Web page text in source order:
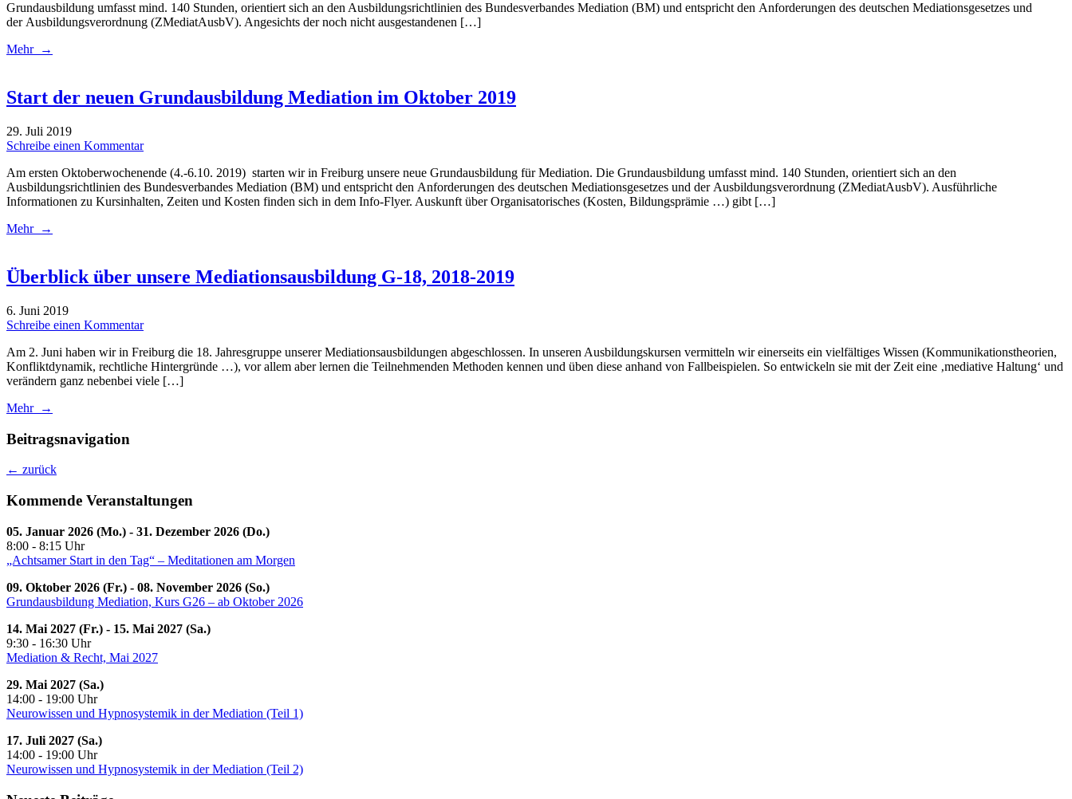
Grundausbildung umfasst mind. 140 Stunden, orientiert sich an den Ausbildungsrichtlinien des Bundesverbandes Mediation (BM) und entspricht den Anforderungen des deutschen Mediationsgesetzes und
der Ausbildungsverordnung (ZMediatAusbV). Angesichts der noch nicht ausgestandenen […]
Mehr →
Start der neuen Grundausbildung Mediation im Oktober 2019
29. Juli 2019
Schreibe einen Kommentar
Am ersten Oktoberwochenende (4.-6.10. 2019) starten wir in Freiburg unsere neue Grundausbildung für Mediation. Die Grundausbildung umfasst mind. 140 Stunden, orientiert sich an den
Ausbildungsrichtlinien des Bundesverbandes Mediation (BM) und entspricht den Anforderungen des deutschen Mediationsgesetzes und der Ausbildungsverordnung (ZMediatAusbV). Ausführliche
Informationen zu Kursinhalten, Zeiten und Kosten finden sich in dem Info-Flyer. Auskunft über Organisatorisches (Kosten, Bildungsprämie …) gibt […]
Mehr →
Überblick über unsere Mediationsausbildung G-18, 2018-2019
6. Juni 2019
Schreibe einen Kommentar
Am 2. Juni haben wir in Freiburg die 18. Jahresgruppe unserer Mediationsausbildungen abgeschlossen. In unseren Ausbildungskursen vermitteln wir einerseits ein vielfältiges Wissen (Kommunikationstheorien,
Konfliktdynamik, rechtliche Hintergründe …), vor allem aber lernen die Teilnehmenden Methoden kennen und üben diese anhand von Fallbeispielen. So entwickeln sie mit der Zeit eine ‚mediative Haltung‘ und
verändern ganz nebenbei viele […]
Mehr →
Beitragsnavigation
← zurück
Kommende Veranstaltungen
05. Januar 2026 (Mo.) - 31. Dezember 2026 (Do.)
8:00 - 8:15 Uhr
„Achtsamer Start in den Tag“ – Meditationen am Morgen
09. Oktober 2026 (Fr.) - 08. November 2026 (So.)
Grundausbildung Mediation, Kurs G26 – ab Oktober 2026
14. Mai 2027 (Fr.) - 15. Mai 2027 (Sa.)
9:30 - 16:30 Uhr
Mediation & Recht, Mai 2027
29. Mai 2027 (Sa.)
14:00 - 19:00 Uhr
Neurowissen und Hypnosystemik in der Mediation (Teil 1)
17. Juli 2027 (Sa.)
14:00 - 19:00 Uhr
Neurowissen und Hypnosystemik in der Mediation (Teil 2)